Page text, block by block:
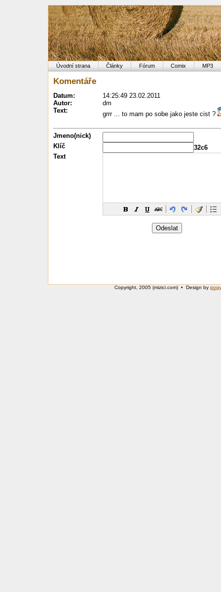
Úvodní strana Články Fórum Comix MP3
Komentáře
Datum:
14:25:49 23.02.2011
Autor:
dm
Text:
grrr ... to mam po sobe jako jeste cist ?
Jmeno(nick)
Klíč
32c6
Text
Copyright, 2005 (mizici.com) • Design by